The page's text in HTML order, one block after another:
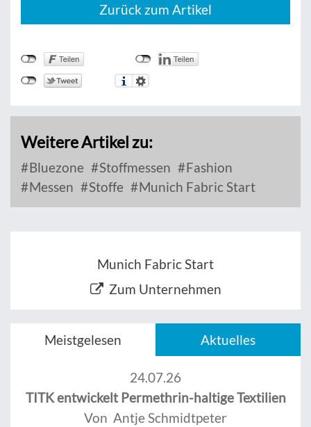
Zurück zum Artikel
Weitere Artikel zu:
Bluezone Stoffmessen
Fashion
Messen
Stoffe Munich Fabric Start
Munich Fabric Start
Zum Unternehmen
Meistgelesen Aktuelles
24.07.26
TITK entwickelt Permethrin-haltige Textilien
Von Antje Schmidtpeter